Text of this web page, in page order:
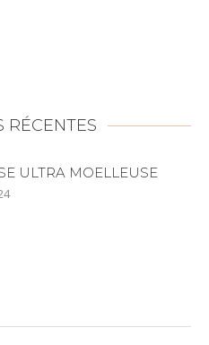
RÉCENTES
ULTRA MOELLEUSE